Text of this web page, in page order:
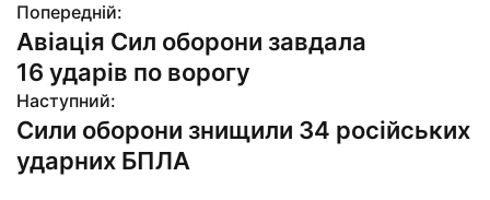
Н
а
в
і
г
Попередній:
Авіація Сил оборони завдала
16 ударів по ворогу
Наступний:
Сили оборони знищили 34 російських
ударних БПЛА